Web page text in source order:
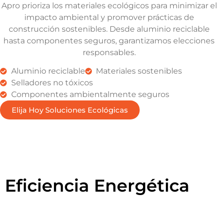
Apro prioriza los materiales ecológicos para minimizar el
impacto ambiental y promover prácticas de
construcción sostenibles. Desde aluminio reciclable
hasta componentes seguros, garantizamos elecciones
responsables.
Aluminio reciclable
Materiales sostenibles
Selladores no tóxicos
Componentes ambientalmente seguros
Elija Hoy Soluciones Ecológicas
Eficiencia Energética